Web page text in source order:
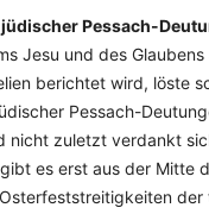
Pessach-
Jesu und des
berichtet wird, löste
Pessach-
nicht zuletzt verdankt
es erst aus der Mitte